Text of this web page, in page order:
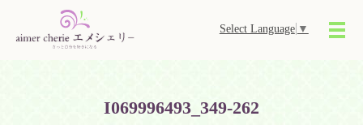
Select Language ▼
メ
I069996493_349-262